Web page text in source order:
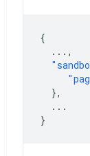
{
... ,
},
...
}